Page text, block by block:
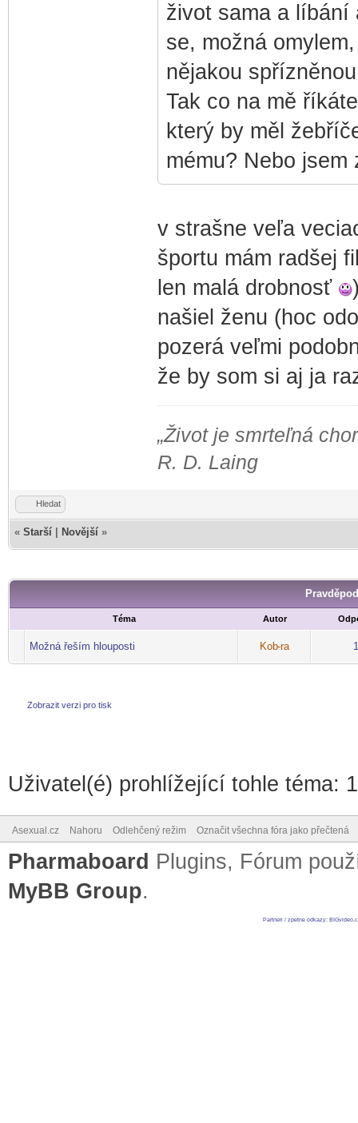
život sama a líbání
se, možná
nějakou
Tak co na mě
který by měl
mému? Nebo
v strašne veľa
športu mám radšej
len malá drobnosť
našiel ženu (hoc
pozerá veľmi
že by som si aj ja
„Život je smrteľná
R. D. Laing
Hledat
« Starší Novější »
Téma Autor
Možná řeším hlouposti Kob-ra
Zobrazit verzi pro tisk
Uživatel(é) prohlížející tohle téma:
Asexual.cz Nahoru Odlehčený režim Označit všechna fóra jako přečtená
Pharmaboard Plugins, Fórum
MyBB Group.
Partneri / zpetne odkazy: